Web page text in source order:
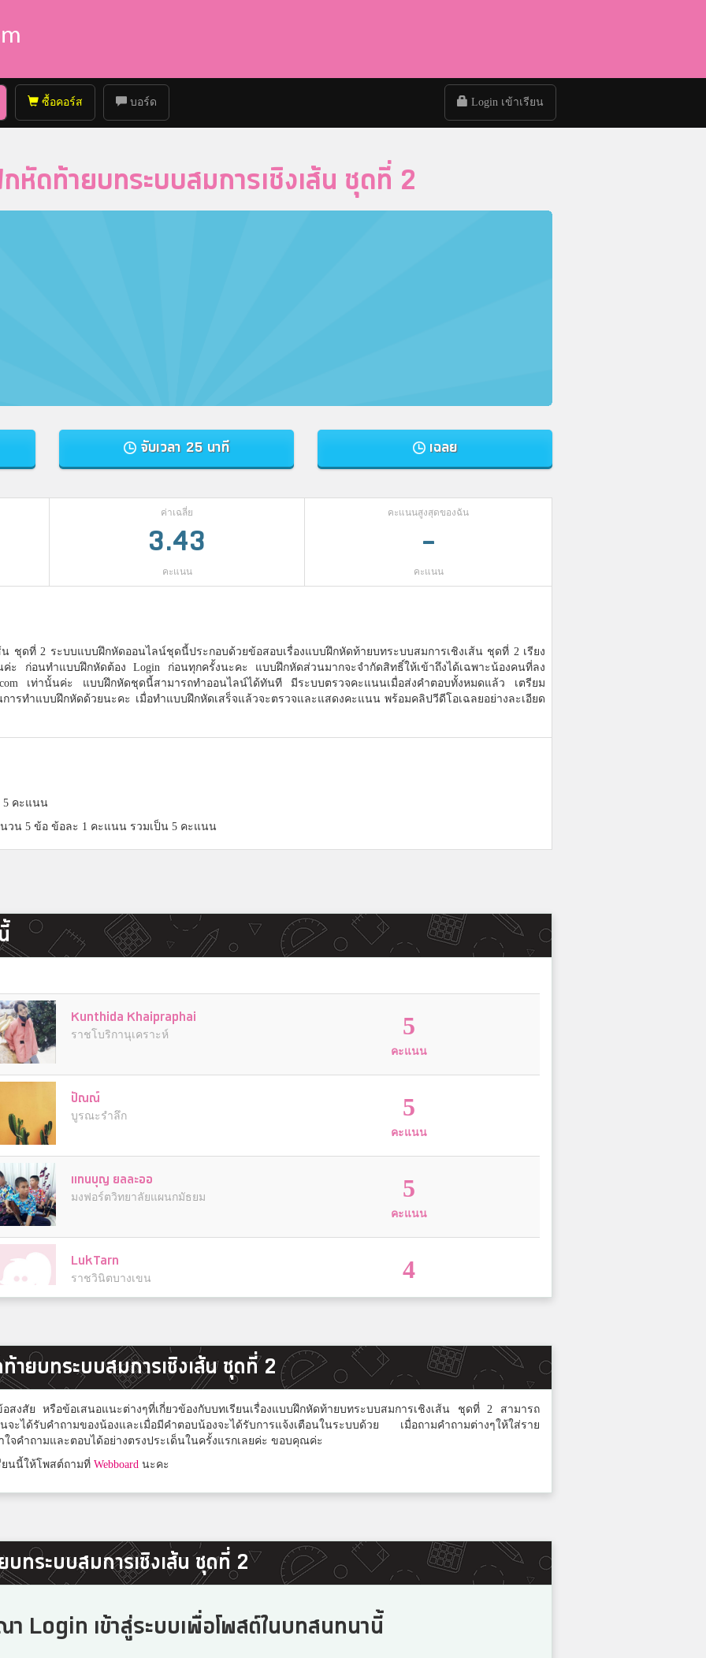
ซื้อคอร์ส บอร์ด Login เข้าเรียน
หัดท้ายบทระบบสมการเชิงเส้น ชุดที่ 2
จับเวลา 25 นาที เฉลย
ค่าเฉลี่ย
3.43
คะแนน
คะแนนสูงสุดของฉัน
-
คะแนน
ชุดที่ 2 ระบบแบบฝึกหัดออนไลน์ชุดนี้ประกอบด้วยข้อสอบเรื่องแบบฝึกหัดท้ายบทระบบสมการเชิงเส้น ชุดที่ 2 เรียง
นค่ะ ก่อนทำแบบฝึกหัดต้อง Login ก่อนทุกครั้งนะคะ แบบฝึกหัดส่วนมากจะจำกัดสิทธิ์ให้เข้าถึงได้เฉพาะน้องคนที่ลง
เท่านั้นค่ะ แบบฝึกหัดชุดนี้สามารถทำออนไลน์ได้ทันที มีระบบตรวจคะแนนเมื่อส่งคำตอบทั้งหมดแล้ว เตรียม
ารทำแบบฝึกหัดด้วยนะคะ เมื่อทำแบบฝึกหัดเสร็จแล้วจะตรวจและแสดงคะแนน พร้อมคลิปวีดีโอเฉลยอย่างละเอียด
5 คะแนน
วน 5 ข้อ ข้อละ 1 คะแนน รวมเป็น 5 คะแนน
Kunthida Khaipraphai
ราชโบริกานุเคราะห์ 5
คะแนน
ปัณณ์
บูรณะรำลึก 5
คะแนน
แทนบุญ ยลละออ
มงฟอร์ตวิทยาลัยแผนกมัธยม 5
คะแนน
LukTarn
ราชวินิตบางเขน 4
คะแนน
Art
หาดใหญ่วิทยาลัยสมบูรณ์กุลกันยา 3
คะแนน
Wuttipat Nurak
เมืองนครศรีธรรมราช 1
ยบทระบบสมการเชิงเส้น ชุดที่ 2
สงสัย หรือข้อเสนอแนะต่างๆที่เกี่ยวข้องกับบทเรียนเรื่องแบบฝึกหัดท้ายบทระบบสมการเชิงเส้น ชุดที่ 2 สามารถ
ได้รับคำถามของน้องและเมื่อมีคำตอบน้องจะได้รับการแจ้งเตือนในระบบด้วย เมื่อถามคำถามต่างๆให้ใส่ราย
จคำถามและตอบได้อย่างตรงประเด็นในครั้งแรกเลยค่ะ ขอบคุณค่ะ
ยนนี้ให้โพสต์ถามที่ Webboard นะคะ
ระบบสมการเชิงเส้น ชุดที่ 2
Login เข้าสู่ระบบเพื่อโพสต์ในบทสนทนานี้